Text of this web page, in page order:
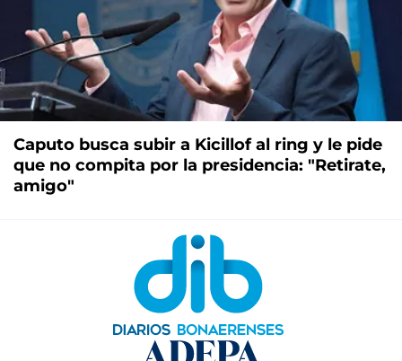
Caputo busca subir a Kicillof al ring y le pide
que no compita por la presidencia: "Retirate,
amigo"